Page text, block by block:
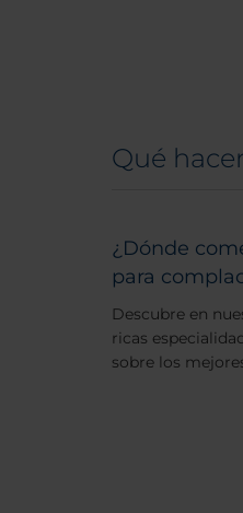
Qué
¿Dónde
para
Descubre en
ricas
sobre los